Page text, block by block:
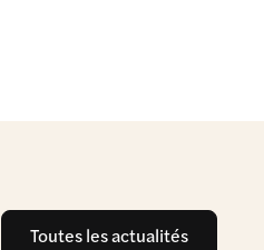
Toutes les actualités